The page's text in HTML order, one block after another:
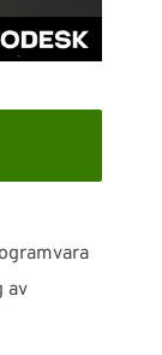
av